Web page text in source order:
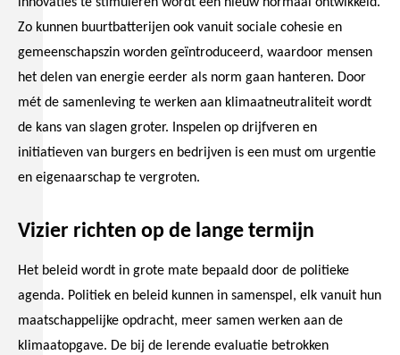
innovaties te stimuleren wordt een nieuw normaal ontwikkeld.
Zo kunnen buurtbatterijen ook vanuit sociale cohesie en
gemeenschapszin worden geïntroduceerd, waardoor mensen
het delen van energie eerder als norm gaan hanteren. Door
mét de samenleving te werken aan klimaatneutraliteit wordt
de kans van slagen groter. Inspelen op drijfveren en
initiatieven van burgers en bedrijven is een must om urgentie
en eigenaarschap te vergroten.
Vizier richten op de lange termijn
Het beleid wordt in grote mate bepaald door de politieke
agenda. Politiek en beleid kunnen in samenspel, elk vanuit hun
maatschappelijke opdracht, meer samen werken aan de
klimaatopgave. De bij de lerende evaluatie betrokken